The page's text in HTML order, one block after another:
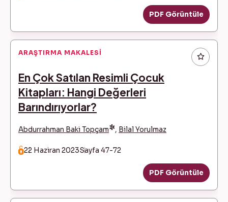
PDF Görüntüle
ARAŞTIRMA MAKALESI
En Çok Satılan Resimli Çocuk
Kitapları: Hangi Değerleri
Barındırıyorlar?
Abdurrahman Baki Topçam*, Bilal Yorulmaz
22 Haziran 2023Sayfa 47-72
PDF Görüntüle